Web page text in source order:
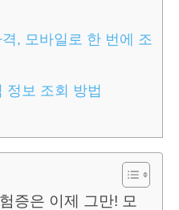
, 모바일로 한 번에 조
정보 조회 방법
증은 이제 그만! 모